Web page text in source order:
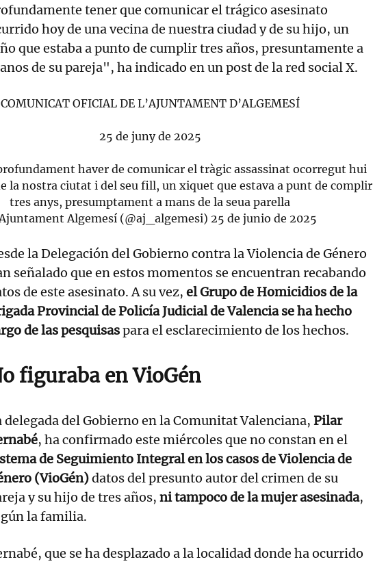
tener que comunicar el trágico asesinato
hoy de una vecina de nuestra ciudad y de su hijo, un
que estaba a punto de cumplir tres años, presuntamente a
de su pareja", ha indicado en un post de la red social X.
COMUNICAT OFICIAL DE L’AJUNTAMENT D’ALGEMESÍ
25 de juny de 2025
haver de comunicar el tràgic assassinat ocorregut hui
la nostra ciutat i del seu fill, un xiquet que estava a punt de complir
tres anys, presumptament a mans de la seua parella
Algemesí (@aj_algemesi)25 de junio de 2025
la Delegación del Gobierno contra la Violencia de Género
señalado que en estos momentos se encuentran recabando
de este asesinato. A su vez, el Grupo de Homicidios de la
Provincial de Policía Judicial de Valencia se ha hecho
de las pesquisaspara el esclarecimiento de los hechos.
figuraba en VioGén
delegada del Gobierno en la Comunitat Valenciana, Pilar
, ha confirmado este miércoles que no constan en el
de Seguimiento Integral en los casos de Violencia de
(VioGén)datos del presunto autor del crimen de su
y su hijo de tres años, ni tampoco de la mujer asesinada,
la familia.
que se ha desplazado a la localidad donde ha ocurrido